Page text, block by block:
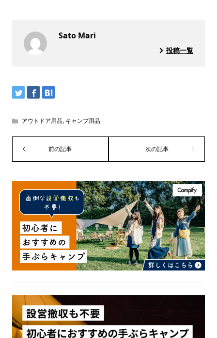
Sato Mari
投稿一覧
アウトドア用品, キャンプ用品